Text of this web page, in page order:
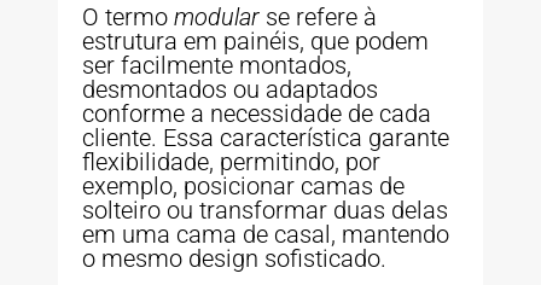
O termo modular se refere à
estrutura em painéis, que podem
ser facilmente montados,
desmontados ou adaptados
conforme a necessidade de cada
cliente. Essa característica garante
flexibilidade, permitindo, por
exemplo, posicionar camas de
solteiro ou transformar duas delas
em uma cama de casal, mantendo
o mesmo design sofisticado.